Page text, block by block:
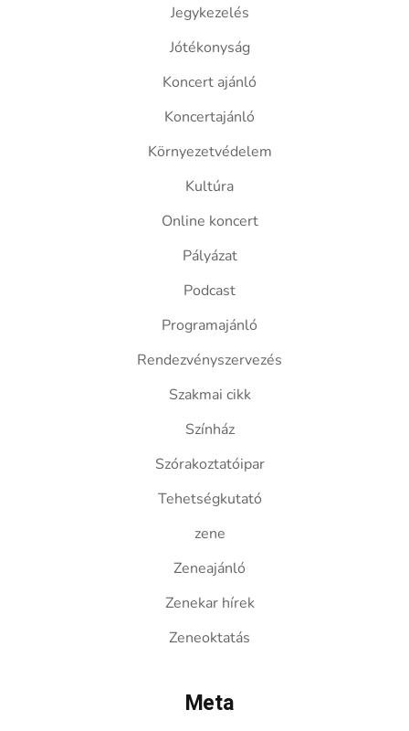
Jegykezelés
Jótékonyság
Koncert ajánló
Koncertajánló
Környezetvédelem
Kultúra
Online koncert
Pályázat
Podcast
Programajánló
Rendezvényszervezés
Szakmai cikk
Színház
Szórakoztatóipar
Tehetségkutató
zene
Zeneajánló
Zenekar hírek
Zeneoktatás
Meta